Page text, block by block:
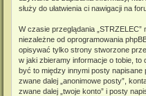
służy do ułatwienia ci nawigacji na
W czasie przeglądania
niezależne od oprogramowania
opisywać tylko strony stworzone
w jaki zbieramy informacje o tobie, to
być to między innymi posty
zwane dalej „anonimowe posty”,
zwane dalej „twoje konto” i posty